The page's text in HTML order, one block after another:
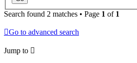
Search found 2 matches • Page 1 of 1
Go to advanced search
Jump to